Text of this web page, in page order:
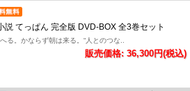
説 てっぱん 完全版 DVD-BOX 全3巻セット
る。かならず朝は来る。“人とのつな..
販売価格: 36,300円(税込)